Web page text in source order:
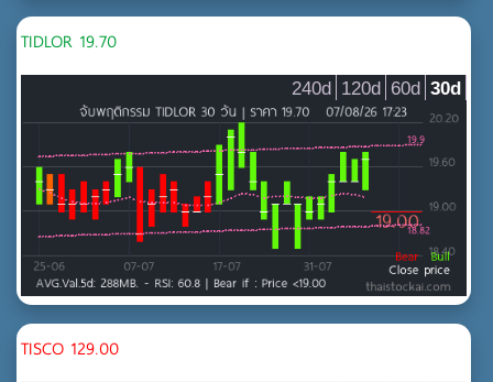
TIDLOR 19.70
30d
60d
120d
240d
TISCO 129.00